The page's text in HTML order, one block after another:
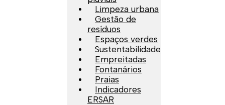
Limpeza urbana
Gestão de
resíduos
Espaços verdes
Sustentabilidade
Empreitadas
Fontanários
Praias
Indicadores
ERSAR